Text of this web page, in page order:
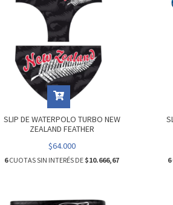
SLIP DE WATERPOLO TURBO NEW
ZEALAND FEATHER
$64.000
6CUOTAS SIN INTERÉS DE $10.666,67 6